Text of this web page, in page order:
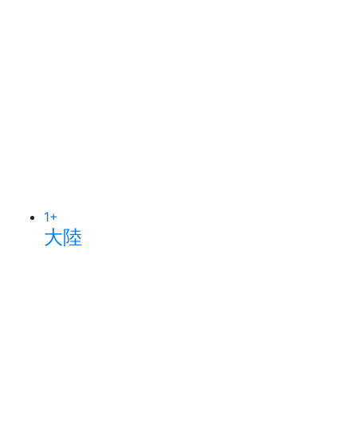
1+
大陸